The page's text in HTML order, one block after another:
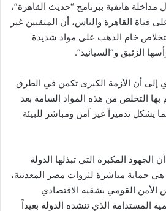
هاتفية ببرنامج “حديث القاهرة”،
قناة القاهرة والناس، أن المنقبين غير
خام الذهب على مواد شديدة
الزئبق و”السيانيد”.
إلى أن الأزمة الكبرى تكمن في الطرق
بها التخلص من هذه المواد السامة بعد
يشكل تدميراً غير آمن ومباشر للبيئة
المكبرة التي تبذلها الدولة
هي حماية مباشرة لثروات مصر المعدنية،
القومي بشقيه الاقتصادي
المستدامة الذي تنشده الدولة بعيداً